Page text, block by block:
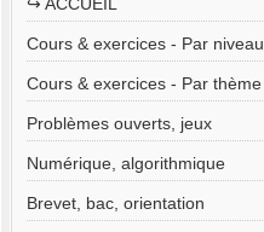
Cours & exercices - Par niveau
Cours & exercices - Par thème
Problèmes ouverts, jeux
Numérique, algorithmique
Brevet, bac, orientation